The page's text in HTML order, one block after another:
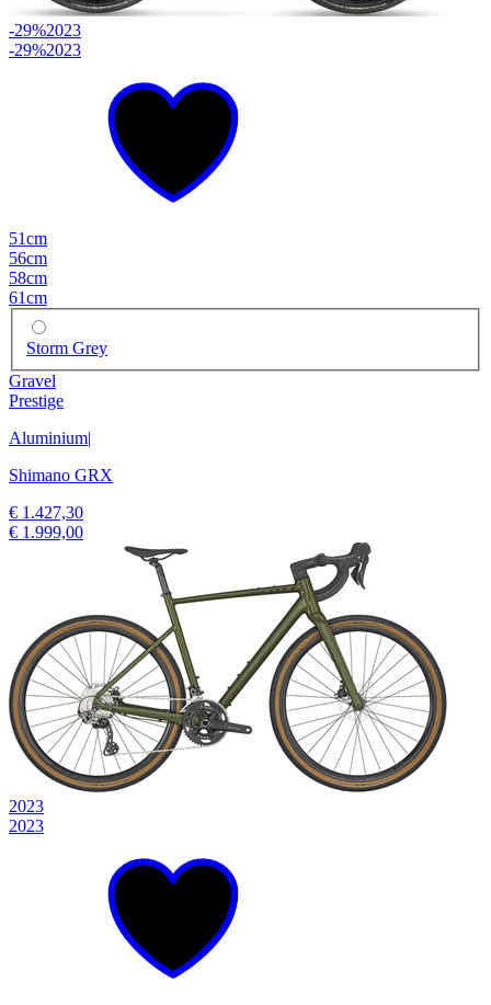
-29%2023
-29%2023
51cm
56cm
58cm
61cm
Storm Grey
Gravel
Prestige
Aluminium|
Shimano GRX
€ 1.427,30
€ 1.999,00
2023
2023